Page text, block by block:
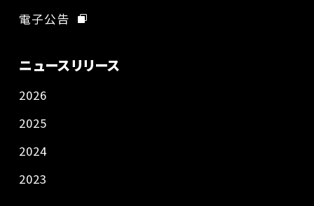
電子公告
ニュースリリース
2026
2025
2024
2023